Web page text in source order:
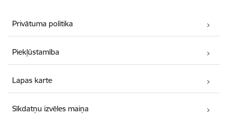
Privātuma politika
Piekļūstamība
Lapas karte
Sīkdatņu izvēles maiņa